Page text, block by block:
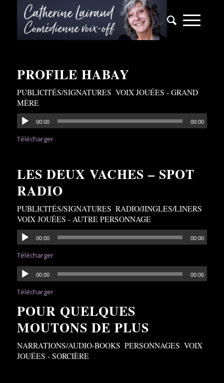
PROFILE HABAY
PUBLICITÉS/SIGNATURES VOIX JOUÉES - GRAND
MÈRE
00:00 00:00
Télécharger
LES DEUX VACHES – SPOT
RADIO
PUBLICITÉS/SIGNATURES RADIO/JINGLES/LINERS
VOIX JOUÉES - AUTRE PERSONNAGE
00:00 00:00
Télécharger
00:00 00:00
Télécharger
POUR QUELQUES
MOUTONS DE PLUS
NARRATIONS/AUDIO-BOOKS PERSONNAGES VOIX
JOUÉES - SORCIÈRE